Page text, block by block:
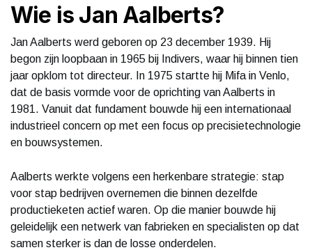
Wie is Jan Aalberts?
Jan Aalberts werd geboren op 23 december 1939. Hij
begon zijn loopbaan in 1965 bij Indivers, waar hij binnen tien
jaar opklom tot directeur. In 1975 startte hij Mifa in Venlo,
dat de basis vormde voor de oprichting van Aalberts in
1981. Vanuit dat fundament bouwde hij een internationaal
industrieel concern op met een focus op precisietechnologie
en bouwsystemen.
Aalberts werkte volgens een herkenbare strategie: stap
voor stap bedrijven overnemen die binnen dezelfde
productieketen actief waren. Op die manier bouwde hij
geleidelijk een netwerk van fabrieken en specialisten op dat
samen sterker is dan de losse onderdelen.